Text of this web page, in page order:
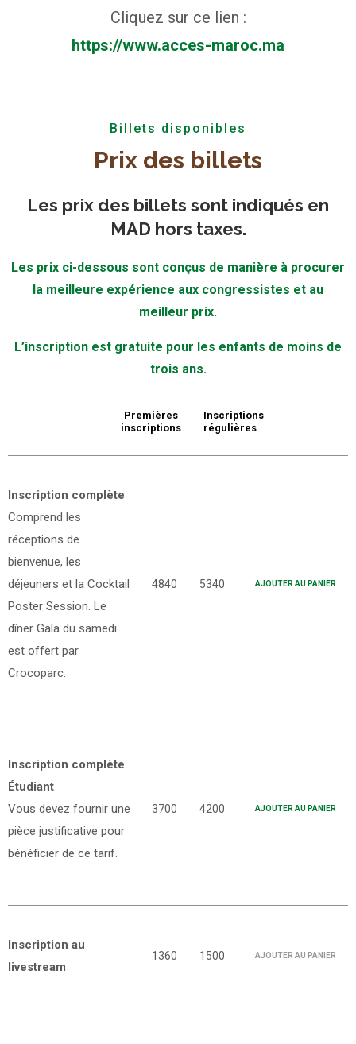
Cliquez sur ce lien :
https://www.acces-maroc.ma
Billets disponibles
Prix des billets
Les prix des billets sont indiqués en
MAD hors taxes.
Les prix ci-dessous sont conçus de manière à procurer
la meilleure expérience aux congressistes et au
meilleur prix.
L’inscription est gratuite pour les enfants de moins de
trois ans.
Premières
inscriptions
Inscriptions
régulières
Inscription complète
Comprend les
réceptions de
bienvenue, les
déjeuners et la Cocktail
Poster Session. Le
dîner Gala du samedi
est offert par
Crocoparc.
4840 5340 AJOUTER AU PANIER
Inscription complète
Étudiant
Vous devez fournir une
pièce justificative pour
bénéficier de ce tarif.
3700 4200 AJOUTER AU PANIER
Inscription au
livestream
1360 1500 AJOUTER AU PANIER